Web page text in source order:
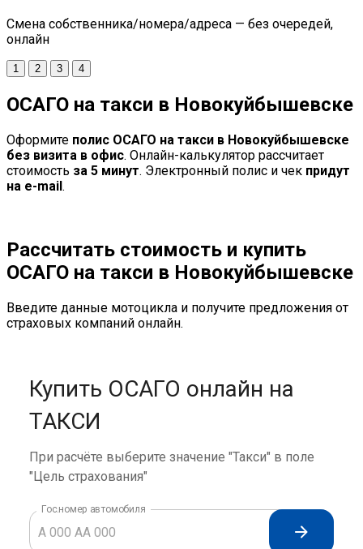
Смена собственника/номера/адреса — без очередей,
онлайн
1 2 3 4
ОСАГО на такси в Новокуйбышевске
Оформите полис ОСАГО на такси в Новокуйбышевске
без визита в офис. Онлайн-калькулятор рассчитает
стоимость за 5 минут. Электронный полис и чек придут
на e-mail.
Рассчитать стоимость и купить
ОСАГО на такси в Новокуйбышевске
Введите данные мотоцикла и получите предложения от
страховых компаний онлайн.